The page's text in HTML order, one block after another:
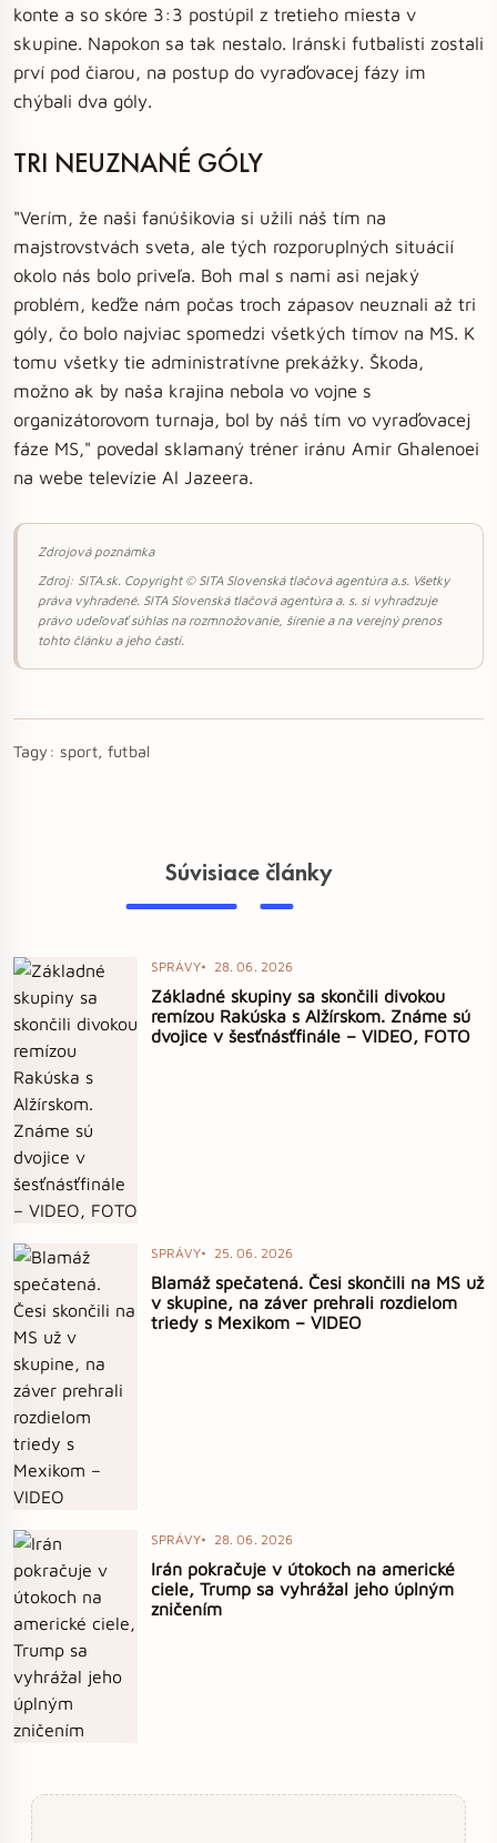
konte a so skóre 3:3 postúpil z tretieho miesta v
skupine. Napokon sa tak nestalo. Iránski futbalisti zostali
prví pod čiarou, na postup do vyraďovacej fázy im
chýbali dva góly.
TRI NEUZNANÉ GÓLY
"Verím, že naši fanúšikovia si užili náš tím na
majstrovstvách sveta, ale tých rozporuplných situácií
okolo nás bolo priveľa. Boh mal s nami asi nejaký
problém, keďže nám počas troch zápasov neuznali až tri
góly, čo bolo najviac spomedzi všetkých tímov na MS. K
tomu všetky tie administratívne prekážky. Škoda,
možno ak by naša krajina nebola vo vojne s
organizátorovom turnaja, bol by náš tím vo vyraďovacej
fáze MS," povedal sklamaný tréner iránu Amir Ghalenoei
na webe televízie Al Jazeera.
Zdrojová poznámka
Zdroj: SITA.sk. Copyright © SITA Slovenská tlačová agentúra a.s. Všetky
práva vyhradené. SITA Slovenská tlačová agentúra a. s. si vyhradzuje
právo udeľovať súhlas na rozmnožovanie, šírenie a na verejný prenos
tohto článku a jeho častí.
Tagy: sport, futbal
Súvisiace články
SPRÁVY 28. 06. 2026
Základné skupiny sa skončili divokou
remízou Rakúska s Alžírskom. Známe sú
dvojice v šesťnásťfinále – VIDEO, FOTO
SPRÁVY 25. 06. 2026
Blamáž spečatená. Česi skončili na MS už
v skupine, na záver prehrali rozdielom
triedy s Mexikom – VIDEO
SPRÁVY 28. 06. 2026
Irán pokračuje v útokoch na americké
ciele, Trump sa vyhrážal jeho úplným
zničením